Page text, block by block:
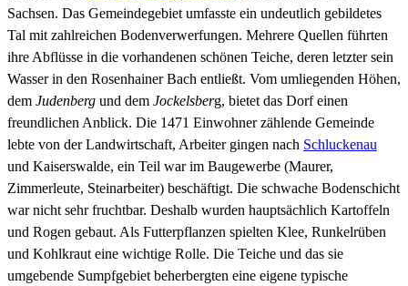
Sachsen. Das Gemeindegebiet umfasste ein undeutlich gebildetes
Tal mit zahlreichen Bodenverwerfungen. Mehrere Quellen führten
ihre Abflüsse in die vorhandenen schönen Teiche, deren letzter sein
Wasser in den Rosenhainer Bach entließt. Vom umliegenden Höhen,
dem Judenberg und dem Jockelsberg, bietet das Dorf einen
freundlichen Anblick. Die 1471 Einwohner zählende Gemeinde
lebte von der Landwirtschaft, Arbeiter gingen nach Schluckenau
und Kaiserswalde, ein Teil war im Baugewerbe (Maurer,
Zimmerleute, Steinarbeiter) beschäftigt. Die schwache Bodenschicht
war nicht sehr fruchtbar. Deshalb wurden hauptsächlich Kartoffeln
und Rogen gebaut. Als Futterpflanzen spielten Klee, Runkelrüben
und Kohlkraut eine wichtige Rolle. Die Teiche und das sie
umgebende Sumpfgebiet beherbergten eine eigene typische